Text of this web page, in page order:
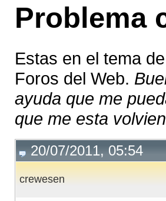
Problema
Estas en el tema de
Foros del Web.
ayuda que me
que me esta
20/07/2011, 05:54
crewesen